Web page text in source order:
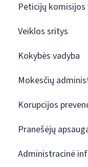
Peticijų komisijos
Veiklos sritys
Kokybės vadyba
Mokesčių
Korupcijos
Pranešėjų
Administracinė